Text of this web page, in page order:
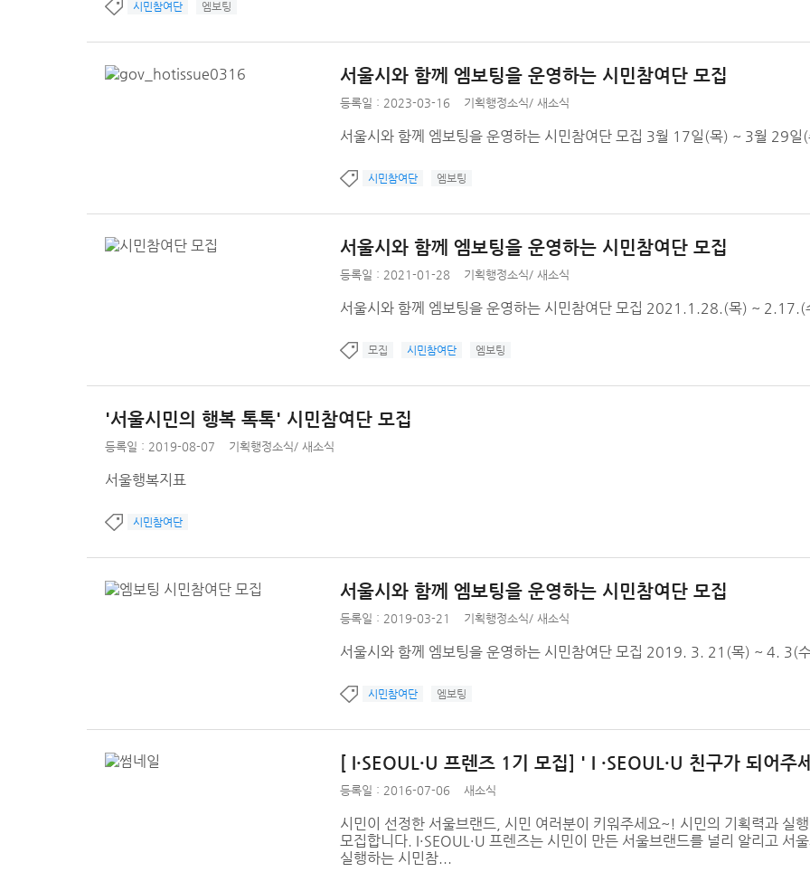
시민참여단 엠보팅
서울시와 함께 엠보팅을 운영하는 시민참여단 모집
등록일 : 2023-03-16 기획행정소식/ 새소식
서울시와 함께 엠보팅을 운영하는 시민참여단 모집 3월 17일(목) ~ 3월 29일
시민참여단 엠보팅
서울시와 함께 엠보팅을 운영하는 시민참여단 모집
등록일 : 2021-01-28 기획행정소식/ 새소식
서울시와 함께 엠보팅을 운영하는 시민참여단 모집 2021.1.28.(목) ~ 2.17.(
모집 시민참여단 엠보팅
'서울시민의 행복 톡톡' 시민참여단 모집
등록일 : 2019-08-07 기획행정소식/ 새소식
서울행복지표
시민참여단
서울시와 함께 엠보팅을 운영하는 시민참여단 모집
등록일 : 2019-03-21 기획행정소식/ 새소식
서울시와 함께 엠보팅을 운영하는 시민참여단 모집 2019. 3. 21(목) ~ 4. 3(
시민참여단 엠보팅
[ I·SEOUL·U 프렌즈 1기 모집] ' I ·SEOUL·U 친구가 되어주
등록일 : 2016-07-06 새소식
시민이 선정한 서울브랜드, 시민 여러분이 키워주세요~! 시민의 기획력과 실
모집합니다. I·SEOUL·U 프렌즈는 시민이 만든 서울브랜드를 널리 알리고 서
실행하는 시민참...